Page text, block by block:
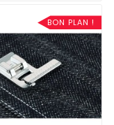
BON PLAN !